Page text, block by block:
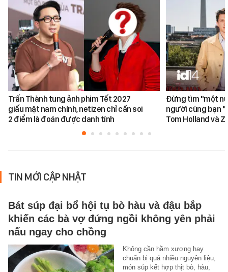
Trấn Thành tung ảnh phim Tết 2027
giấu mặt nam chính, netizen chỉ cần soi
2 điểm là đoán được danh tính
Đừng tìm "một
người cùng bạn
Tom Holland và
TIN MỚI CẬP NHẬT
Bát súp đại bổ hội tụ bò hàu và đậu bắp
khiến các bà vợ đứng ngồi không yên phải
nấu ngay cho chồng
Không cần hầm xương hay
chuẩn bị quá nhiều nguyên liệu,
món súp kết hợp thịt bò, hàu,